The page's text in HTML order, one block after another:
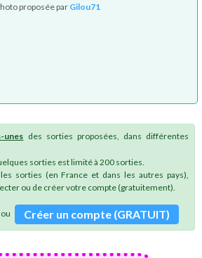
proposée par Gilou71
unes des sorties proposées, dans différentes
sorties est limité à 200 sorties.
sorties (en France et dans les autres pays),
ou de créer votre compte (gratuitement).
ou Créer un compte (GRATUIT)